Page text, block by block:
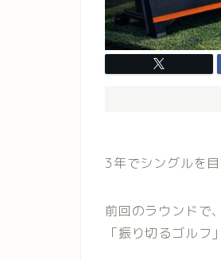
3年でシングルを
前回のラウンドで、
「振り切るゴルフ